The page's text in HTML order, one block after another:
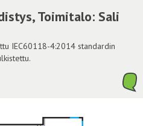
Toimitalo: Sali
IEC60118-4:2014 standardin